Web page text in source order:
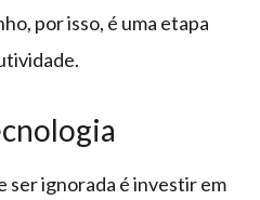
por isso, é uma etapa
ser ignorada é investir em